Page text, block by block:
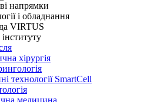
напрямки
і обладнання
VIRTUS
інституту
хірургія
технології SmartCell